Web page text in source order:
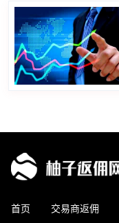
首页 交易商返佣